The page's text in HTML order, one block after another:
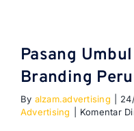
Pasang
Branding
By alzam.advertising
Advertising
Komentar